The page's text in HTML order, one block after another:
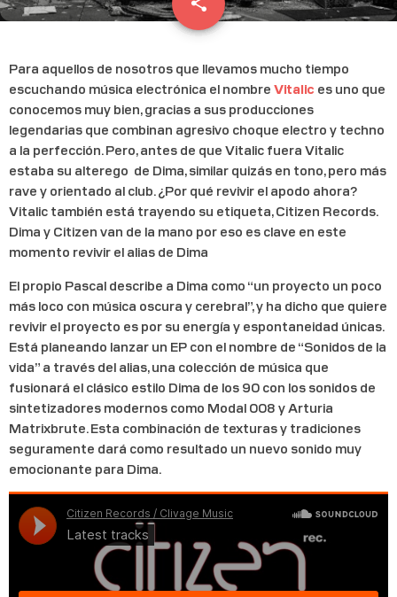
Para aquellos de nosotros que llevamos mucho tiempo
escuchando música electrónica el nombre Vitalic es uno que
conocemos muy bien, gracias a sus producciones
legendarias que combinan agresivo choque electro y techno
a la perfección. Pero, antes de que Vitalic fuera Vitalic
estaba su alterego de Dima, similar quizás en tono, pero más
rave y orientado al club. ¿Por qué revivir el apodo ahora?
Vitalic también está trayendo su etiqueta, Citizen Records.
Dima y Citizen van de la mano por eso es clave en este
momento revivir el alias de Dima
El propio Pascal describe a Dima como “un proyecto un poco
más loco con música oscura y cerebral”, y ha dicho que quiere
revivir el proyecto es por su energía y espontaneidad únicas.
Está planeando lanzar un EP con el nombre de “Sonidos de la
vida” a través del alias, una colección de música que
fusionará el clásico estilo Dima de los 90 con los sonidos de
sintetizadores modernos como Modal 008 y Arturia
Matrixbrute. Esta combinación de texturas y tradiciones
seguramente dará como resultado un nuevo sonido muy
emocionante para Dima.